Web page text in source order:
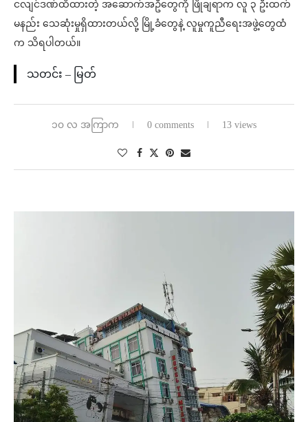
ငလျင်ဒဏ်ထိထားတဲ့ အဆောက်အဦတွေကို ဖြိုချရာက လူ ၃ ဦးထက်
မနည်း သေဆုံးမှုရှိထားတယ်လို့ မြို့ခံတွေနဲ့ လူမှုကူညီရေးအဖွဲ့တွေထံ
က သိရပါတယ်။
သတင်း – မြတ်
၁၀ လ အကြာက 0 comments 13 views